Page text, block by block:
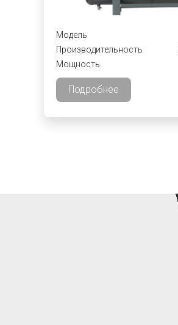
Модель
Производительность
Мощность
Подробнее